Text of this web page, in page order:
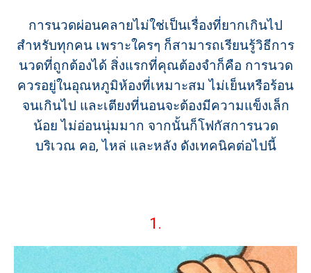
การนวดผ่อนคลายไม่ใช่เป็นเรื่องที่ยากเกินไป
สำหรับทุกคน เพราะใครๆ ก็สามารถเรียนรู้วิธีการ
นวดที่ถูกต้องได้ สิ่งแรกที่คุณต้องจำก็คือ การนวด
ควรอยู่ในอุณหภูมิห้องที่เหมาะสม ไม่เย็นหรือร้อน
จนเกินไป และเตียงที่นอนจะต้องมีความแข็งเล็ก
น้อย ไม่อ่อนนุ่มมาก จากนั้นก็โฟกัสการนวด
บริเวณ คอ, ไหล่ และหลัง ดังเทคนิคต่อไปนี้
1.